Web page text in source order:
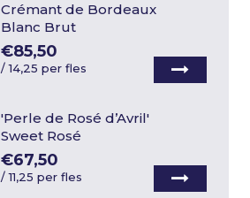
Crémant de Bordeaux
Blanc Brut
€85,50
/14,25 per fles
'Perle de Rosé d’Avril'
Sweet Rosé
€67,50
/11,25 per fles